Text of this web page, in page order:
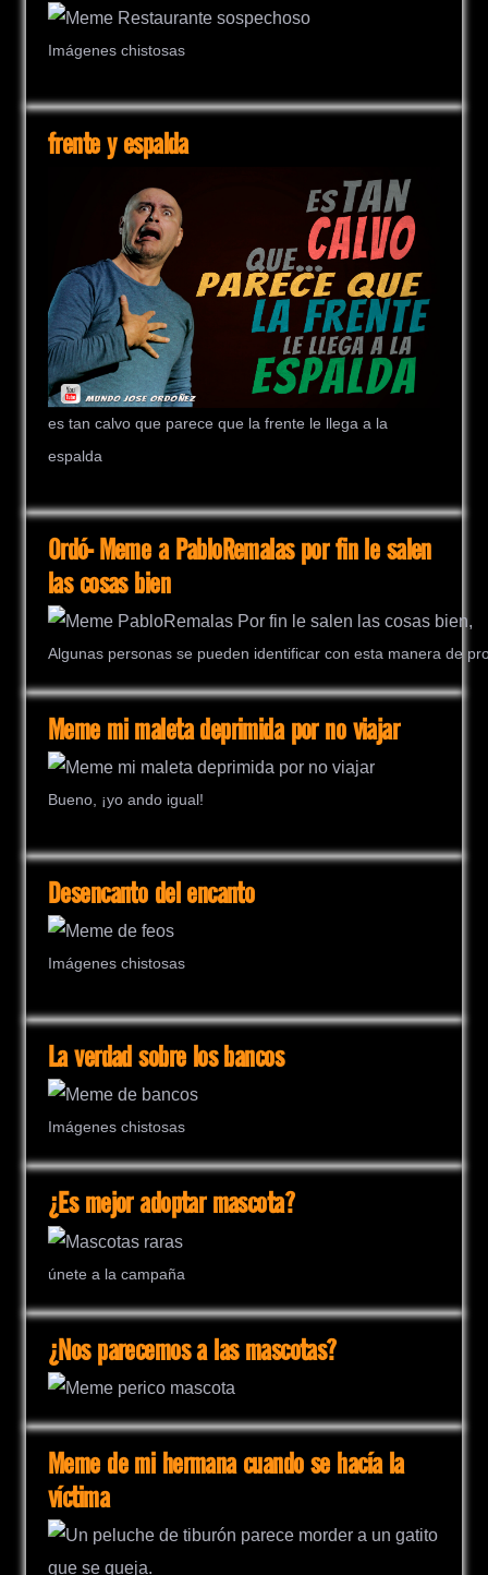
Imágenes chistosas
frente y espalda
es tan calvo que parece que la frente le llega a la
espalda
Ordó- Meme a PabloRemalas por fin le salen
las cosas bien
Algunas personas se pueden identificar con esta manera de
Meme mi maleta deprimida por no viajar
Bueno, ¡yo ando igual!
Desencanto del encanto
Imágenes chistosas
La verdad sobre los bancos
Imágenes chistosas
¿Es mejor adoptar mascota?
únete a la campaña
¿Nos parecemos a las mascotas?
Meme de mi hermana cuando se hacía la
víctima